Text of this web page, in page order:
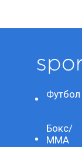
Футбол
Бокс/
ММА